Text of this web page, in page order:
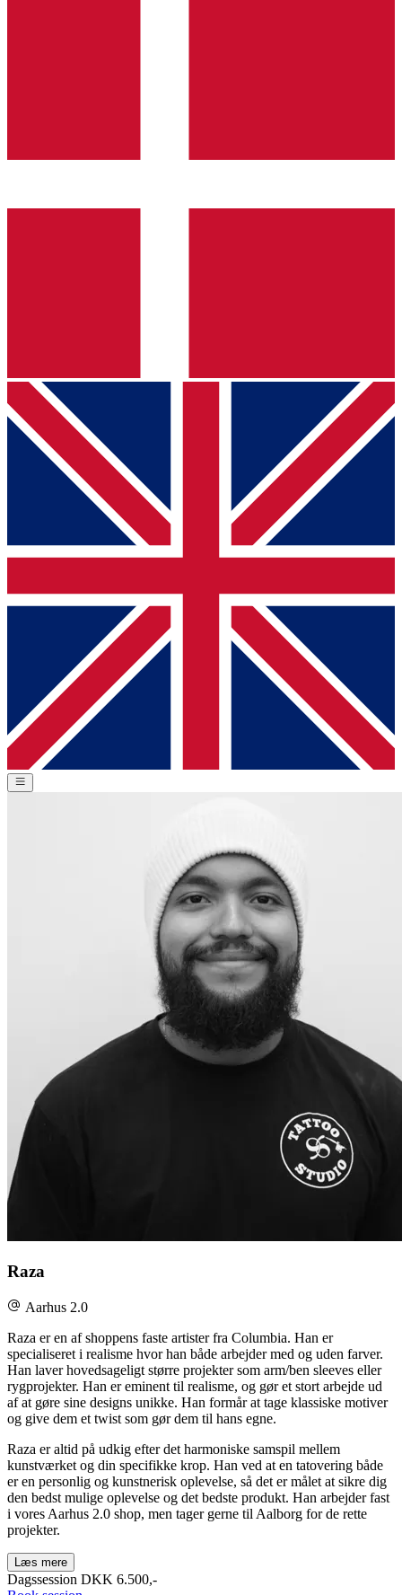
Raza
Aarhus 2.0
Raza er en af shoppens faste artister fra Columbia. Han er
specialiseret i realisme hvor han både arbejder med og uden farver.
Han laver hovedsageligt større projekter som arm/ben sleeves eller
rygprojekter. Han er eminent til realisme, og gør et stort arbejde ud
af at gøre sine designs unikke. Han formår at tage klassiske motiver
og give dem et twist som gør dem til hans egne.
Raza er altid på udkig efter det harmoniske samspil mellem
kunstværket og din specifikke krop. Han ved at en tatovering både
er en personlig og kunstnerisk oplevelse, så det er målet at sikre dig
den bedst mulige oplevelse og det bedste produkt. Han arbejder fast
i vores Aarhus 2.0 shop, men tager gerne til Aalborg for de rette
projekter.
Læs mere
Dagssession DKK 6.500,-